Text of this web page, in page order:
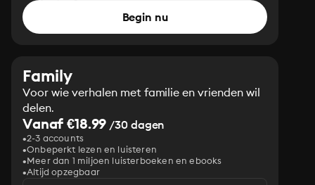
Begin nu
Family
Voor wie verhalen met familie en vrienden wil
delen.
Vanaf €18.99 /30 dagen
2-3 accounts
Onbeperkt lezen en luisteren
Meer dan 1 miljoen luisterboeken en ebooks
Altijd opzegbaar